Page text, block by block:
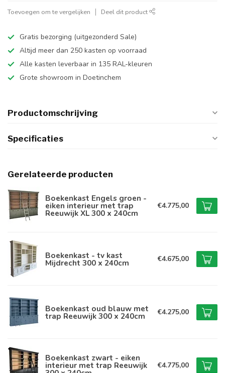
Toevoegen om te vergelijken Deel dit product
Gratis bezorging (uitgezonderd Sale)
Altijd meer dan 250 kasten op voorraad
Alle kasten leverbaar in 135 RAL-kleuren
Grote showroom in Doetinchem
Productomschrijving
Specificaties
Gerelateerde producten
Boekenkast Engels groen -
eiken interieur met trap
Reeuwijk XL 300 x 240cm
€4.775,00
Boekenkast - tv kast
Mijdrecht 300 x 240cm €4.675,00
Boekenkast oud blauw met
trap Reeuwijk 300 x 240cm €4.275,00
Boekenkast zwart - eiken
interieur met trap Reeuwijk €4.775,00